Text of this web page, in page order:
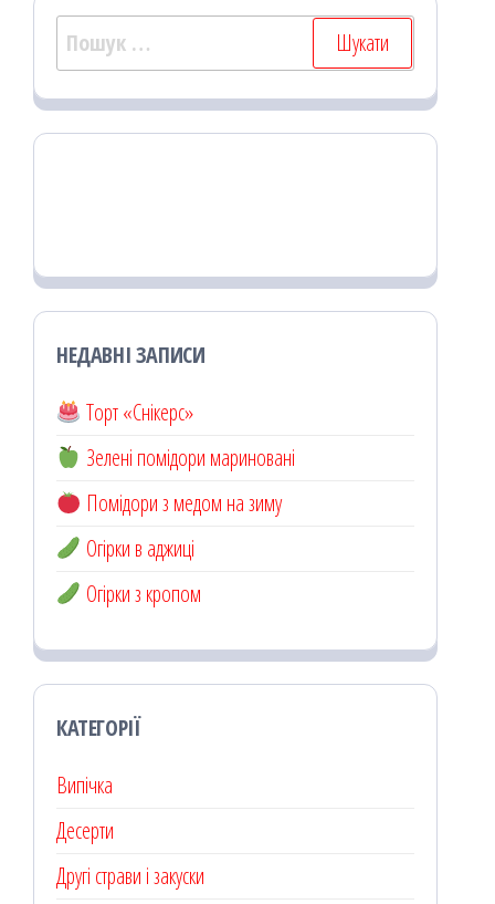
Пошук:
НЕДАВНІ ЗАПИСИ
Торт «Снікерс»
Зелені помідори мариновані
Помідори з медом на зиму
Огірки в аджиці
Огірки з кропом
КАТЕГОРІЇ
Випічка
Десерти
Другі страви і закуски